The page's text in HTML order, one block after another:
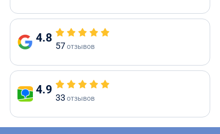
4.8
57отзывов
4.9
33 отзывов